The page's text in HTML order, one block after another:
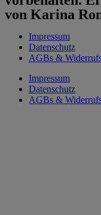
von Karina
Impressum
Datenschutz
AGBs &
Impressum
Datenschutz
AGBs &